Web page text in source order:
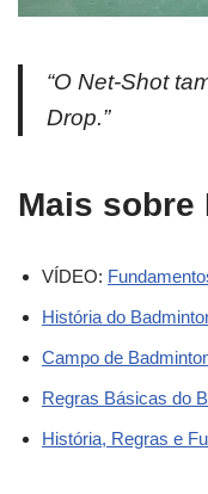
“O Net-Shot
Drop.”
Mais sobre
VÍDEO:
História do
Campo de
Regras Básicas do
História, Regras e